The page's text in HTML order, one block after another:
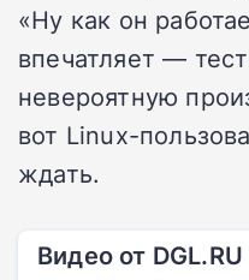
«Ну как он
впечатляет —
невероятную
вот Linux-
ждать.
Видео от DGL.RU